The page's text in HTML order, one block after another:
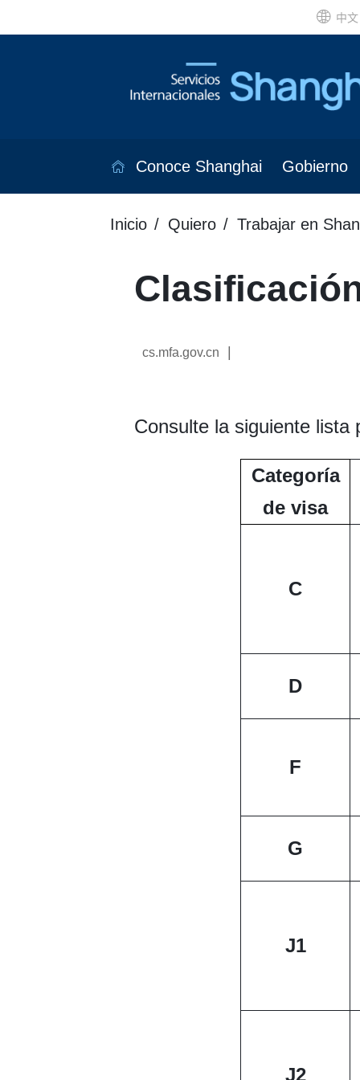
中文
Conoce Shanghai Gobierno
Inicio Quiero Trabajar en
cs.mfa.gov.cn
Consulte la siguiente lista
Categoría
de visa
C
D
F
G
J1
J2